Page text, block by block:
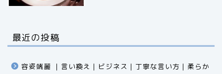
最近の投稿
容姿端麗 ｜言い換え｜ビジネス｜丁寧な言い方｜柔らか